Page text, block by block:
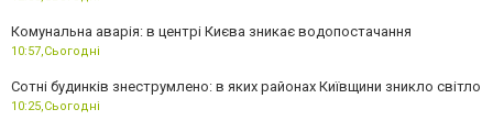
Комунальна аварія: в центрі Києва зникає водопостачання
10:57, Сьогодні
Сотні будинків знеструмлено: в яких районах Київщини зникло світло
10:25, Сьогодні